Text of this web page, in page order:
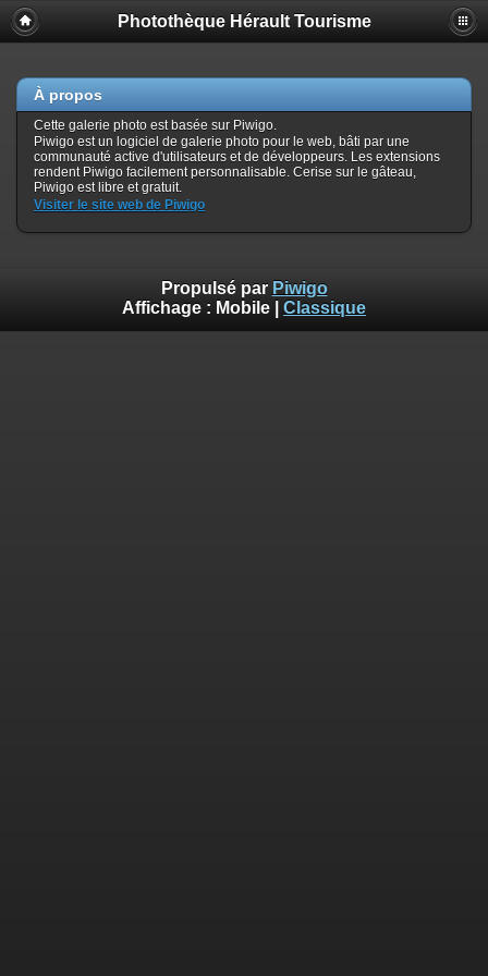
Photothèque Hérault Tourisme
À propos
Cette galerie photo est basée sur Piwigo.
Piwigo est un logiciel de galerie photo pour le web, bâti par une
communauté active d'utilisateurs et de développeurs. Les extensions
rendent Piwigo facilement personnalisable. Cerise sur le gâteau,
Piwigo est libre et gratuit.
Visiter le site web de Piwigo
Propulsé par Piwigo
Affichage : Mobile Classique